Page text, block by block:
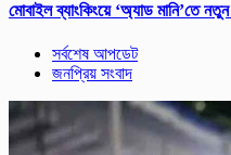
মোবাইল ব্যাংকিংয়ে ‘অ্যাড মানি’তে নতুন
সর্বশেষ আপডেট
জনপ্রিয় সংবাদ